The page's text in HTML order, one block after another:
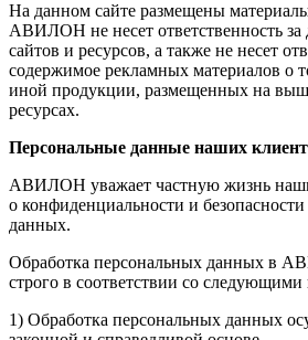
На данном сайте размещены
АВИЛОН не несет ответственность за
сайтов и ресурсов, а также не несет
содержимое рекламных материалов о
иной продукции, размещенных на
ресурсах.
Персональные данные наших
АВИЛОН уважает частную жизнь
о конфиденциальности и
данных.
Обработка персональных данных в
строго в соответствии со
1) Обработка персональных данных